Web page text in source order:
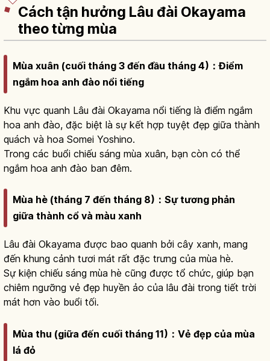
Cách tận hưởng Lâu đài Okayama
theo từng mùa
Mùa xuân (cuối tháng 3 đến đầu tháng 4)：Điểm
ngắm hoa anh đào nổi tiếng
Khu vực quanh Lâu đài Okayama nổi tiếng là điểm ngắm
hoa anh đào, đặc biệt là sự kết hợp tuyệt đẹp giữa thành
quách và hoa Somei Yoshino.
Trong các buổi chiếu sáng mùa xuân, bạn còn có thể
ngắm hoa anh đào ban đêm.
Mùa hè (tháng 7 đến tháng 8)：Sự tương phản
giữa thành cổ và màu xanh
Lâu đài Okayama được bao quanh bởi cây xanh, mang
đến khung cảnh tươi mát rất đặc trưng của mùa hè.
Sự kiện chiếu sáng mùa hè cũng được tổ chức, giúp bạn
chiêm ngưỡng vẻ đẹp huyền ảo của lâu đài trong tiết trời
mát hơn vào buổi tối.
Mùa thu (giữa đến cuối tháng 11)：Vẻ đẹp của mùa
lá đỏ